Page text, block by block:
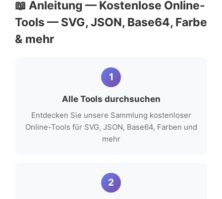
📖 Anleitung — Kostenlose Online-
Tools — SVG, JSON, Base64, Farbe
& mehr
1
Alle Tools durchsuchen
Entdecken Sie unsere Sammlung kostenloser
Online-Tools für SVG, JSON, Base64, Farben und
mehr
2